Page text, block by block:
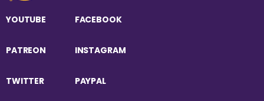
YOUTUBE FACEBOOK
PATREON INSTAGRAM
TWITTER PAYPAL